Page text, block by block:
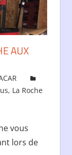
AUX
, La Roche
vous
lors de